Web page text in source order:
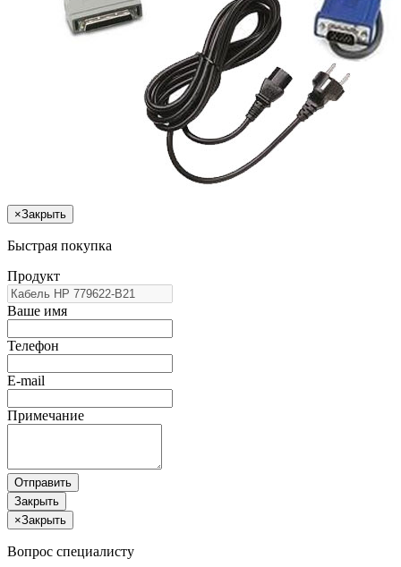
×Закрыть
Быстрая покупка
Продукт
Ваше имя
Телефон
E-mail
Примечание
Отправить
Закрыть
×Закрыть
Вопрос специалисту